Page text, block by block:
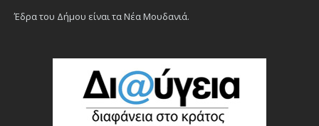
Έδρα του Δήμου είναι τα Νέα Μουδανιά.